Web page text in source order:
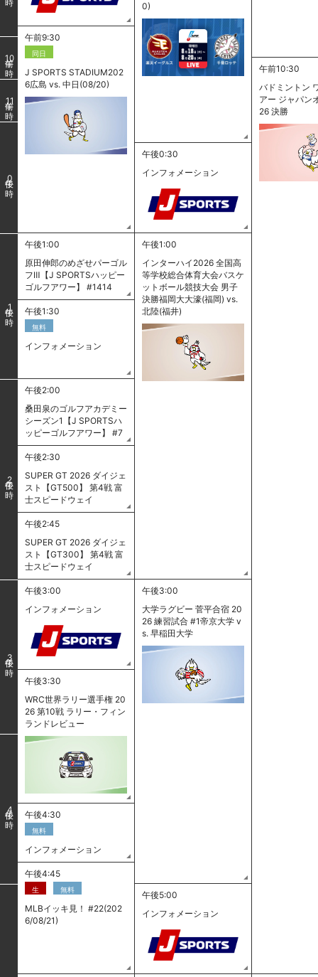
0)
午前9:30
同日
J SPORTS STADIUM202
6広島 vs. 中日(08/20)
10
午前10:30
バドミントン
アー ジャパン
26 決勝
11
0
午後0:30
インフォメーション
1
午後1:00
原田伸郎のめざせパーゴル
フⅢ【J SPORTSハッピー
ゴルフアワー】 #1414
午後1:00
インターハイ2026 全国高
等学校総合体育大会バスケ
ットボール競技大会 男子
決勝福岡大大濠(福岡) vs.
北陸(福井)
午後1:30
無料
インフォメーション
2
午後2:00
桑田泉のゴルフアカデミー
シーズン1【J SPORTSハ
ッピーゴルフアワー】 #7
午後2:30
SUPER GT 2026 ダイジェ
スト【GT500】 第4戦 富
士スピードウェイ
午後2:45
SUPER GT 2026 ダイジェ
スト【GT300】 第4戦 富
士スピードウェイ
3
午後3:00
インフォメーション
午後3:00
大学ラグビー 菅平合宿 20
26 練習試合 #1帝京大学 v
s. 早稲田大学
午後3:30
WRC世界ラリー選手権 20
26 第10戦 ラリー・フィン
ランドレビュー
4 午後4:30
無料
インフォメーション
午後4:45
生 無料
MLBイッキ見！ #22(202
6/08/21)
午後5:00
インフォメーション